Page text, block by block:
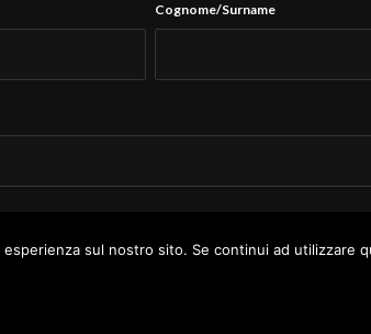
Cognome/Surname
sul nostro sito. Se continui ad utilizzare